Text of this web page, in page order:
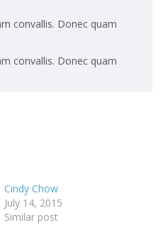
convallis. Donec quam
convallis. Donec quam
Cindy Chow
July 14, 2015
Similar post